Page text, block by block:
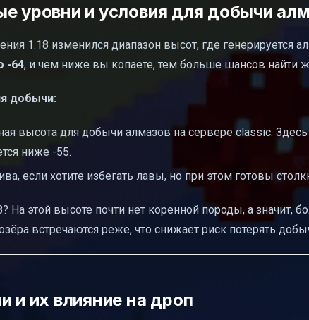
уровни и условия для добычи
1.18 изменился диапазон высот, где генерируется
-64, и чем ниже вы копаете, тем больше шансов найти
добычи:
высота для добычи алмазов на сервере classic.
ниже -55.
если хотите избегать лавы, но при этом готовы
На этой высоте почти нет коренной породы, а значит,
встречаются реже, что снижает риск потерять
и их влияние на дроп